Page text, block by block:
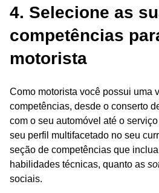
4. Selecione as
competências
motorista
Como motorista você possui uma
competências, desde o conserto
com o seu automóvel até o
seu perfil multifacetado no seu
seção de competências que
habilidades técnicas, quanto as
sociais.